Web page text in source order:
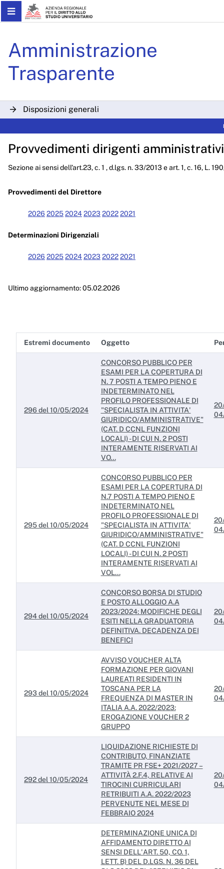
Skip to Main Content
Amministrazione
Trasparente
Disposizioni generali
Consulenti e collaboratori
Personale
Bandi di concorso
Performance
Enti controllati
Attività e procedimenti
Provvedimenti organi indirizzo politico
Bandi di gara e contratti
Sovvenzioni, contributi, sussidi, vantaggi economici
Beni immobili e gestione patrimonio
Controlli e rilievi sull'amministrazione
Pagamenti dell'amministrazione
Pianificazione e governo del territorio
Informazioni ambientali
Interventi straordinari e di emergenza
Attuazione misure PNRR
Provvedimenti dirigenti amministrativi
Sezione ai sensi dell’art.23, c. 1 , d.lgs. n. 33/2013 e art. 1, c. 16, L.
Provvedimenti del Direttore
2026 202520242023 20222021
Determinazioni Dirigenziali
2026 202520242023 20222021
Ultimo aggiornamento: 05.02.2026
Estremi documento Oggetto
296 del 10/05/2024
CONCORSO PUBBLICO PER
ESAMI PER LA COPERTURA DI
N. 7 POSTI A TEMPO PIENO E
INDETERMINATO NEL
PROFILO PROFESSIONALE DI
"SPECIALISTA IN ATTIVITA'
GIURIDICO/AMMINISTRATIVE"
(CAT. D CCNL FUNZIONI
LOCALI) - DI CUI N. 2 POSTI
INTERAMENTE RISERVATI AI
VO...
295 del 10/05/2024
CONCORSO PUBBLICO PER
ESAMI PER LA COPERTURA DI
N.7 POSTI A TEMPO PIENO E
INDETERMINATO NEL
PROFILO PROFESSIONALE DI
"SPECIALISTA IN ATTIVITA'
GIURIDICO/AMMINISTRATIVE"
(CAT. D CCNL FUNZIONI
LOCALI) - DI CUI N. 2 POSTI
INTERAMENTE RISERVATI AI
VOL...
294 del 10/05/2024
CONCORSO BORSA DI STUDIO
E POSTO ALLOGGIO A.A
2023/2024: MODIFICHE DEGLI
ESITI NELLA GRADUATORIA
DEFINITIVA. DECADENZA DEI
BENEFICI
293 del 10/05/2024
AVVISO VOUCHER ALTA
FORMAZIONE PER GIOVANI
LAUREATI RESIDENTI IN
TOSCANA PER LA
FREQUENZA DI MASTER IN
ITALIA A.A. 2022/2023:
EROGAZIONE VOUCHER 2
GRUPPO
292 del 10/05/2024
LIQUIDAZIONE RICHIESTE DI
CONTRIBUTO, FINANZIATE
TRAMITE PR FSE+ 2021/2027 –
ATTIVITÀ 2.F.4, RELATIVE AI
TIROCINI CURRICULARI
RETRIBUITI A.A. 2022/2023
PERVENUTE NEL MESE DI
FEBBRAIO 2024
DETERMINAZIONE UNICA DI
AFFIDAMENTO DIRETTO AI
SENSI DELL'ART. 50, CO. 1,
LETT. B) DEL D.LGS. N. 36 DEL